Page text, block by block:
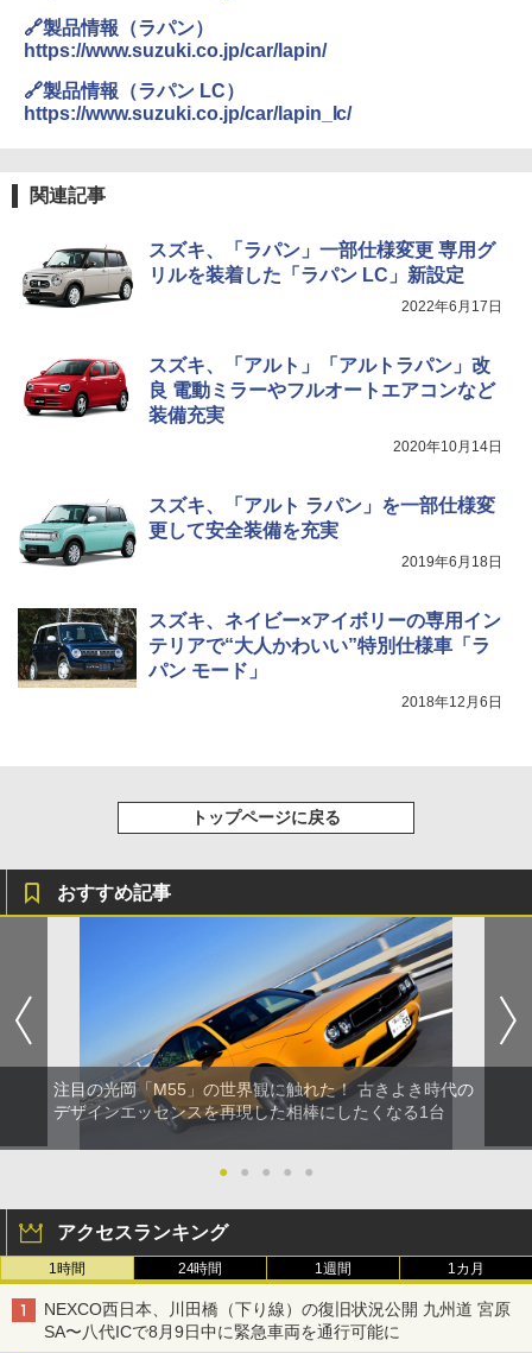
🔗製品情報（ラパン）
https://www.suzuki.co.jp/car/lapin/
🔗製品情報（ラパン LC）
https://www.suzuki.co.jp/car/lapin_lc/
関連記事
スズキ、「ラパン」一部仕様変更 専用グ
リルを装着した「ラパン LC」新設定
2022年6月17日
スズキ、「アルト」「アルトラパン」改
良 電動ミラーやフルオートエアコンなど
装備充実
2020年10月14日
スズキ、「アルト ラパン」を一部仕様変
更して安全装備を充実
2019年6月18日
スズキ、ネイビー×アイボリーの専用イン
テリアで“大人かわいい”特別仕様車「ラ
パン モード」
2018年12月6日
トップページに戻る
おすすめ記事
注目の光岡「M55」の世界観に触れた！ 古きよき時代の
デザインエッセンスを再現した相棒にしたくなる1台
● ● ● ● ●
アクセスランキング
1時間 24時間 1週間 1カ月
NEXCO西日本、川田橋（下り線）の復旧状況公開 九州道 宮原
SA〜八代ICで8月9日中に緊急車両を通行可能に